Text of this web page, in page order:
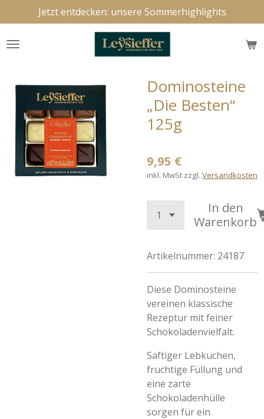
Hauptinhalt
springen
Jetzt entdecken: unsere Sommerhighlights
Dominosteine
„Die Besten“
125g
9,95 €
inkl. MwSt zzgl. Versandkosten
In den
Warenkorb
Artikelnummer: 24187
Diese Dominosteine
vereinen klassische
Rezeptur mit feiner
Schokoladenvielfalt.
Saftiger Lebkuchen,
fruchtige Füllung und
eine zarte
Schokoladenhülle
sorgen für ein